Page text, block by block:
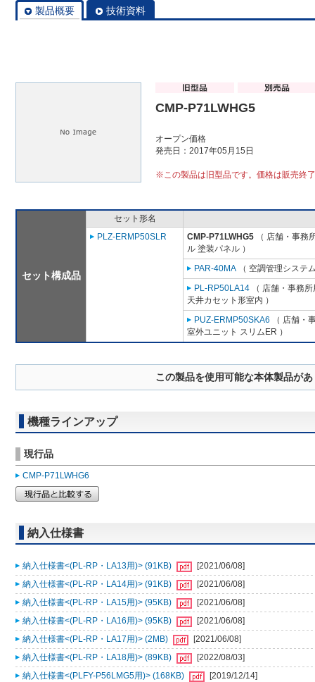
製品概要 技術資料
CMP-P71LWHG5
オープン価格
発売日：2017年05月15日
※この製品は旧型品です。価格は販売終
セット構成品
セット形名
PLZ-ERMP50SLR
CMP-P71LWHG5 （ 店舗・事務
ル 塗装パネル ）
PAR-40MA （ 空調管理システ
PL-RP50LA14 （ 店舗・事務
天井カセット形室内 ）
PUZ-ERMP50SKA6 （ 店舗・
室外ユニット スリムER ）
この製品を使用可能な本体製品が
機種ラインアップ
現行品
CMP-P71LWHG6
納入仕様書
納入仕様書<(PL-RP・LA13用)> (91KB)
[2021/06/08]
納入仕様書<(PL-RP・LA14用)> (91KB)
[2021/06/08]
納入仕様書<(PL-RP・LA15用)> (95KB)
[2021/06/08]
納入仕様書<(PL-RP・LA16用)> (95KB)
[2021/06/08]
納入仕様書<(PL-RP・LA17用)> (2MB)
[2021/06/08]
納入仕様書<(PL-RP・LA18用)> (89KB)
[2022/08/03]
納入仕様書<(PLFY-P56LMG5用)> (168KB)
[2019/12/14]